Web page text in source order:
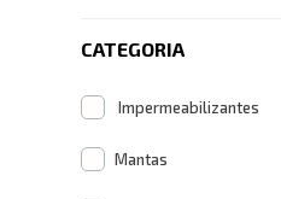
CATEGORIA
Impermeabilizantes
Mantas